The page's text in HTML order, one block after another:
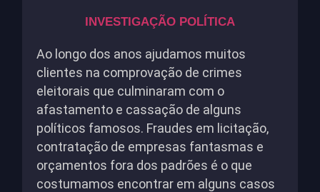
INVESTIGAÇÃO POLÍTICA
Ao longo dos anos ajudamos muitos
clientes na comprovação de crimes
eleitorais que culminaram com o
afastamento e cassação de alguns
políticos famosos. Fraudes em licitação,
contratação de empresas fantasmas e
orçamentos fora dos padrões é o que
costumamos encontrar em alguns casos